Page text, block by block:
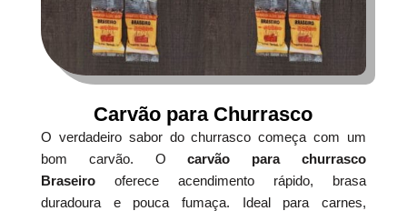
Carvão para Churrasco
O verdadeiro sabor do churrasco começa com um
bom carvão. Ocarvão para churrasco
Braseirooferece acendimento rápido, brasa
duradoura e pouca fumaça. Ideal para carnes,